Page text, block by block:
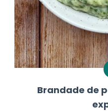
Brandade de